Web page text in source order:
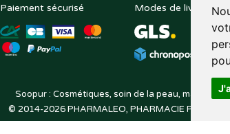
Paiement sécurisé Modes de livraison
Soopur : Cosmétiques, soin de la peau,
© 2014-2026PHARMALEO, PHARMACIE PAQUE